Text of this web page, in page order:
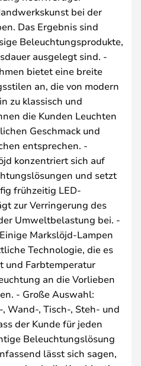
bei der
Das Ergebnis sind
Beleuchtungsprodukte,
ausgelegt sind. -
bietet eine breite
an, die von modern
zu klassisch und
die Kunden Leuchten
Geschmack und
entsprechen. -
konzentriert sich auf
und setzt
frühzeitig LED-
zur Verringerung des
Umweltbelastung bei. -
Markslöjd-Lampen
Technologie, die es
und Farbtemperatur
an die Vorlieben
- Große Auswahl:
Wand-, Tisch-, Steh- und
der Kunde für jeden
Beleuchtungslösung
lässt sich sagen,